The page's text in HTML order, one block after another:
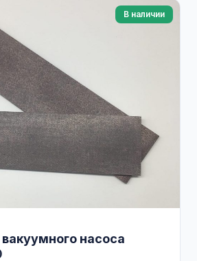
В наличии
насоса